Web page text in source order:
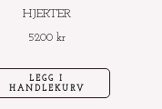
HJERTER
5200 kr
LEGG I
HANDLEKURV